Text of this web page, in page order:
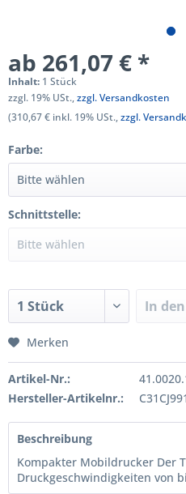
ab 261,07 € *
Inhalt: 1 Stück
zzgl. 19% USt.,zzgl. Versandkosten
(310,67 € inkl. 19% USt.,zzgl.
Farbe:
Schnittstelle:
In den
Merken
Artikel-Nr.:
Hersteller-Artikelnr.:
Beschreibung
Kompakter Mobildrucker Der
Druckgeschwindigkeiten von